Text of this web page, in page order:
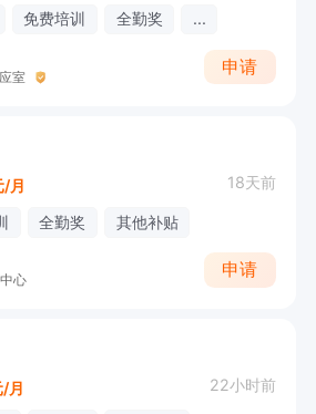
免费培训 全勤奖 ...
室
申请
/月 18天前
全勤奖 其他补贴
心
申请
/月 22小时前